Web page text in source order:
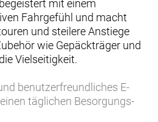
mit einem
Fahrgefühl und macht
und steilere Anstiege
wie Gepäckträger und
Vielseitigkeit.
benutzerfreundliches E-
täglichen Besorgungs-